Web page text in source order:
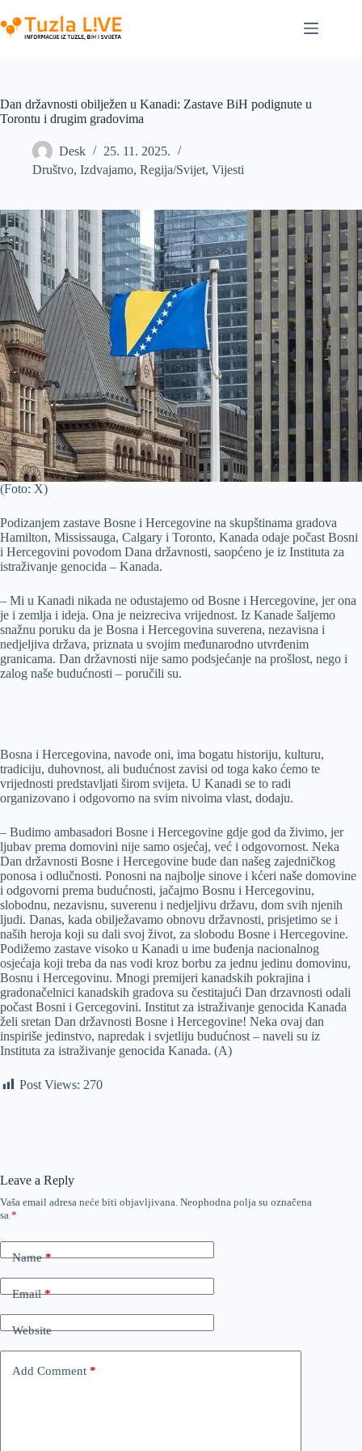
to
content
Dan državnosti obilježen u Kanadi: Zastave BiH podignute u
Torontu i drugim gradovima
Desk
25. 11. 2025.
Društvo, Izdvajamo, Regija/Svijet, Vijesti
(Foto: X)
Podizanjem zastave Bosne i Hercegovine na skupštinama gradova
Hamilton, Mississauga, Calgary i Toronto, Kanada odaje počast Bosni
i Hercegovini povodom Dana državnosti, saopćeno je iz Instituta za
istraživanje genocida – Kanada.
– Mi u Kanadi nikada ne odustajemo od Bosne i Hercegovine, jer ona
je i zemlja i ideja. Ona je neizreciva vrijednost. Iz Kanade šaljemo
snažnu poruku da je Bosna i Hercegovina suverena, nezavisna i
nedjeljiva država, priznata u svojim međunarodno utvrđenim
granicama. Dan državnosti nije samo podsjećanje na prošlost, nego i
zalog naše budućnosti – poručili su.
Bosna i Hercegovina, navode oni, ima bogatu historiju, kulturu,
tradiciju, duhovnost, ali budućnost zavisi od toga kako ćemo te
vrijednosti predstavljati širom svijeta. U Kanadi se to radi
organizovano i odgovorno na svim nivoima vlast, dodaju.
– Budimo ambasadori Bosne i Hercegovine gdje god da živimo, jer
ljubav prema domovini nije samo osjećaj, već i odgovornost. Neka
Dan državnosti Bosne i Hercegovine bude dan našeg zajedničkog
ponosa i odlučnosti. Ponosni na najbolje sinove i kćeri naše domovine
i odgovorni prema budućnosti, jačajmo Bosnu i Hercegovinu,
slobodnu, nezavisnu, suverenu i nedjeljivu državu, dom svih njenih
ljudi. Danas, kada obilježavamo obnovu državnosti, prisjetimo se i
naših heroja koji su dali svoj život, za slobodu Bosne i Hercegovine.
Podižemo zastave visoko u Kanadi u ime buđenja nacionalnog
osjećaja koji treba da nas vodi kroz borbu za jednu jedinu domovinu,
Bosnu i Hercegovinu. Mnogi premijeri kanadskih pokrajina i
gradonačelnici kanadskih gradova su čestitajući Dan drzavnosti odali
počast Bosni i Gercegovini. Institut za istraživanje genocida Kanada
želi sretan Dan državnosti Bosne i Hercegovine! Neka ovaj dan
inspiriše jedinstvo, napredak i svjetliju budućnost – naveli su iz
Instituta za istraživanje genocida Kanada. (A)
Post Views: 270
Leave a Reply
Vaša email adresa neće biti objavljivana. Neophodna polja su označena
sa *
Name*
Email*
Website
Add Comment *